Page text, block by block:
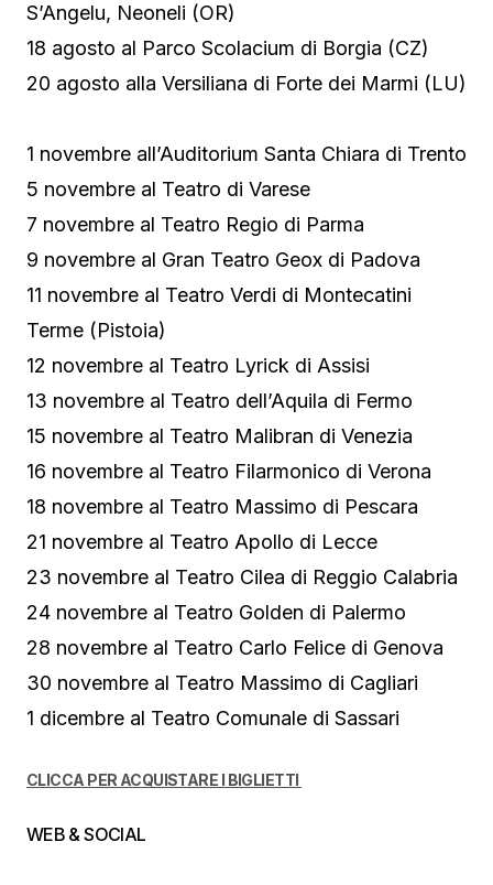
S’Angelu, Neoneli (OR)
18 agosto al Parco Scolacium di Borgia (CZ)
20 agosto alla Versiliana di Forte dei Marmi (LU)
1 novembre all’Auditorium Santa Chiara di Trento
5 novembre al Teatro di Varese
7 novembre al Teatro Regio di Parma
9 novembre al Gran Teatro Geox di Padova
11 novembre al Teatro Verdi di Montecatini
Terme (Pistoia)
12 novembre al Teatro Lyrick di Assisi
13 novembre al Teatro dell’Aquila di Fermo
15 novembre al Teatro Malibran di Venezia
16 novembre al Teatro Filarmonico di Verona
18 novembre al Teatro Massimo di Pescara
21 novembre al Teatro Apollo di Lecce
23 novembre al Teatro Cilea di Reggio Calabria
24 novembre al Teatro Golden di Palermo
28 novembre al Teatro Carlo Felice di Genova
30 novembre al Teatro Massimo di Cagliari
1 dicembre al Teatro Comunale di Sassari
CLICCA PER ACQUISTARE I BIGLIETTI
WEB & SOCIAL